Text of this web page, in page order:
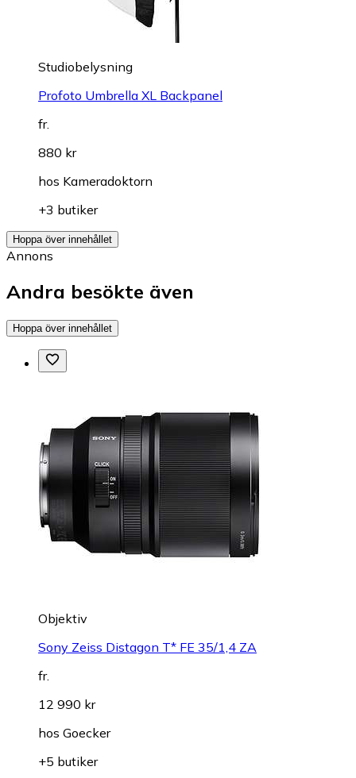
Studiobelysning
Profoto Umbrella XL Backpanel
fr.
880 kr
hos Kameradoktorn
+3 butiker
Hoppa över innehållet
Annons
Andra besökte även
Hoppa över innehållet
Objektiv
Sony Zeiss Distagon T* FE 35/1,4 ZA
fr.
12 990 kr
hos Goecker
+5 butiker